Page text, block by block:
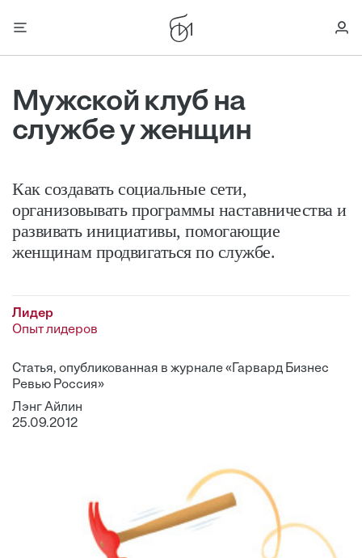
Мужской клуб на
службе у женщин
Как создавать ­социальные сети,
организовывать программы наставничества и
развивать инициативы, помогающие
женщинам продвигаться по службе.
Лидер
Опыт лидеров
Статья, опубликованная в журнале «Гарвард Бизнес
Ревью Россия»
Лэнг Айлин
25.09.2012